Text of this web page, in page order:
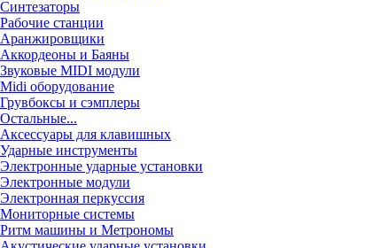
Синтезаторы
Рабочие станции
Аранжировщики
Аккордеоны и Баяны
Звуковые MIDI модули
Midi оборудование
Грувбоксы и сэмплеры
Остальные...
Аксессуары для клавишных
Ударные инструменты
Электронные ударные установки
Электронные модули
Электронная перкуссия
Мониторные системы
Ритм машины и Метрономы